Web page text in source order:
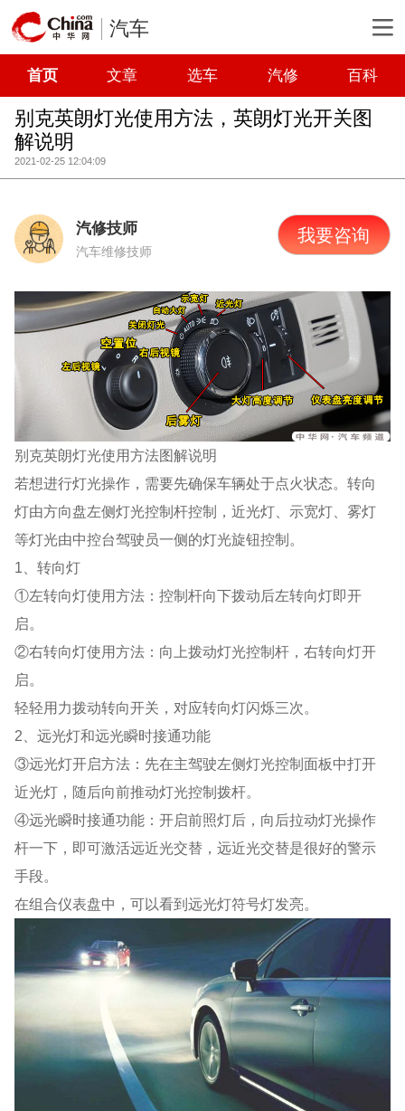
汽车
首页 文章 选车 汽修 百科
别克英朗灯光使用方法，英朗灯光开关图
解说明
2021-02-25 12:04:09
汽修技师
汽车维修技师
我要咨询
别克英朗灯光使用方法图解说明
若想进行灯光操作，需要先确保车辆处于点火状态。转向
灯由方向盘左侧灯光控制杆控制，近光灯、示宽灯、雾灯
等灯光由中控台驾驶员一侧的灯光旋钮控制。
1、转向灯
①左转向灯使用方法：控制杆向下拨动后左转向灯即开
启。
②右转向灯使用方法：向上拨动灯光控制杆，右转向灯开
启。
轻轻用力拨动转向开关，对应转向灯闪烁三次。
2、远光灯和远光瞬时接通功能
③远光灯开启方法：先在主驾驶左侧灯光控制面板中打开
近光灯，随后向前推动灯光控制拨杆。
④远光瞬时接通功能：开启前照灯后，向后拉动灯光操作
杆一下，即可激活远近光交替，远近光交替是很好的警示
手段。
在组合仪表盘中，可以看到远光灯符号灯发亮。